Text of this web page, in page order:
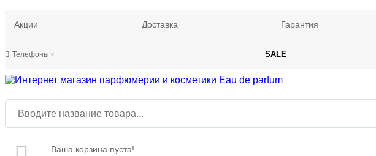
Акции Доставка Гарантия
Телефоны SALE
Ваша корзина пуста!